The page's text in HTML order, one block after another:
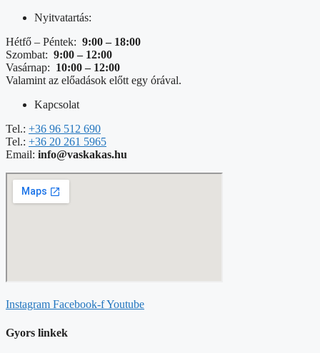
Nyitvatartás:
Hétfő – Péntek: 9:00 – 18:00
Szombat: 9:00 – 12:00
Vasárnap: 10:00 – 12:00
Valamint az előadások előtt egy órával.
Kapcsolat
Tel.: +36 96 512 690
Tel.: +36 20 261 5965
Email: info@vaskakas.hu
Instagram Facebook-fYoutube
Gyors linkek